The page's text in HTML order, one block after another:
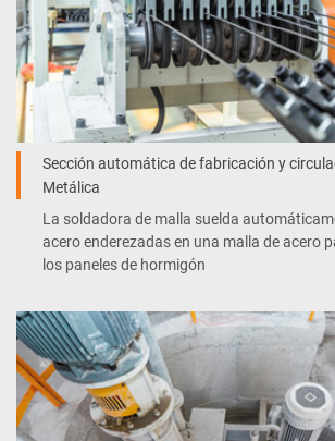
Sección automática de fabricación y
Metálica
La soldadora de malla suelda
acero enderezadas en una malla de acero
los paneles de hormigón